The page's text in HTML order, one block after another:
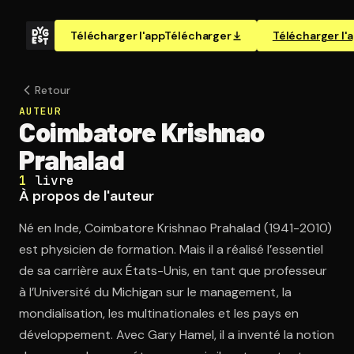
Télécharger l'appTélécharger Télécharger
Retour
AUTEUR
Coimbatore Krishnao
Prahalad
1 livre
À propos de l'auteur
Né en Inde, Coimbatore Krishnao Prahalad (1941-2010)
est physicien de formation. Mais il a réalisé l’essentiel
de sa carrière aux États-Unis, en tant que professeur
à l’Université du Michigan sur le management, la
mondialisation, les multinationales et les pays en
développement. Avec Gary Hamel, il a inventé la notion